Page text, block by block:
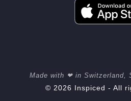
Made with ❤ in Switzerland,
© 2026 Inspiced - All